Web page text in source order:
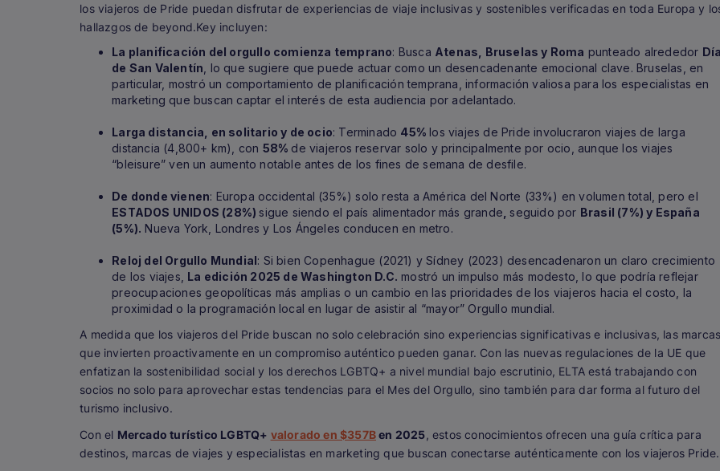
los viajeros de Pride puedan disfrutar de experiencias de viaje inclusivas y sostenibles verificadas en toda Europa y
hallazgos de beyond.Key incluyen:
La planificación del orgullo comienza temprano: Busca Atenas, Bruselas y Roma punteado alrededor
de San Valentín , lo que sugiere que puede actuar como un desencadenante emocional clave. Bruselas, en
particular, mostró un comportamiento de planificación temprana, información valiosa para los especialistas en
marketing que buscan captar el interés de esta audiencia por adelantado.
Larga distancia, en solitario y de ocio: Terminado 45%los viajes de Pride involucraron viajes de larga
distancia (4,800+ km), con 58% de viajeros reservar solo y principalmente por ocio, aunque los viajes
“bleisure” ven un aumento notable antes de los fines de semana de desfile.
De donde vienen: Europa occidental (35%) solo resta a América del Norte (33%) en volumen total, pero el
ESTADOS UNIDOS (28%)sigue siendo el país alimentador más grande ,seguido por Brasil (7%) y España
(5%). Nueva York, Londres y Los Ángeles conducen en metro.
Reloj del Orgullo Mundial: Si bien Copenhague (2021) y Sídney (2023) desencadenaron un claro crecimiento
de los viajes, La edición 2025 de Washington D.C. mostró un impulso más modesto, lo que podría reflejar
preocupaciones geopolíticas más amplias o un cambio en las prioridades de los viajeros hacia el costo, la
proximidad o la programación local en lugar de asistir al “mayor” Orgullo mundial.
A medida que los viajeros del Pride buscan no solo celebración sino experiencias significativas e inclusivas, las
que invierten proactivamente en un compromiso auténtico pueden ganar. Con las nuevas regulaciones de la UE que
enfatizan la sostenibilidad social y los derechos LGBTQ+ a nivel mundial bajo escrutinio, ELTA está trabajando con
socios no solo para aprovechar estas tendencias para el Mes del Orgullo, sino también para dar forma al futuro del
turismo inclusivo.
Con el Mercado turístico LGBTQ+ valorado en $357Ben 2025, estos conocimientos ofrecen una guía crítica para
destinos, marcas de viajes y especialistas en marketing que buscan conectarse auténticamente con los viajeros Pride.